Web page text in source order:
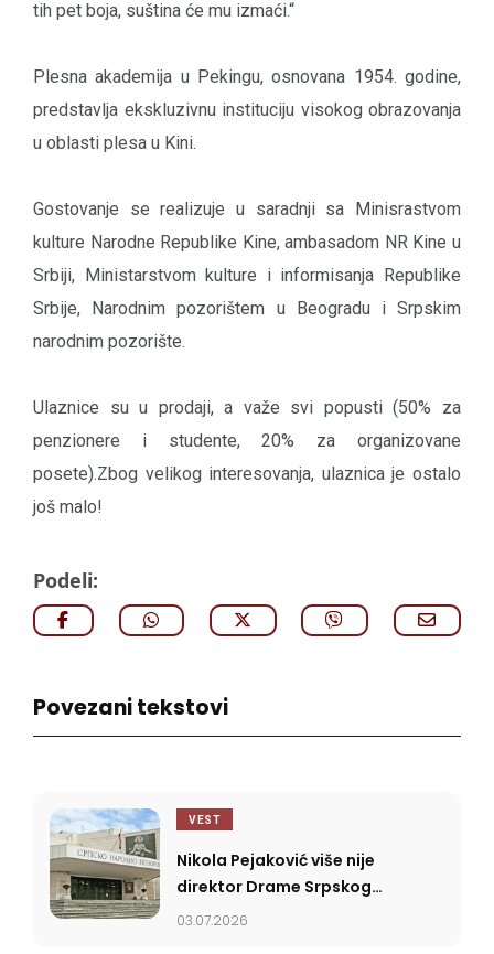
tih pet boja, suština će mu izmaći.“
Plesna akademija u Pekingu, osnovana 1954. godine,
predstavlja ekskluzivnu instituciju visokog obrazovanja
u oblasti plesa u Kini.
Gostovanje se realizuje u saradnji sa Minisrastvom
kulture Narodne Republike Kine, ambasadom NR Kine u
Srbiji, Ministarstvom kulture i informisanja Republike
Srbije, Narodnim pozorištem u Beogradu i Srpskim
narodnim pozorište.
Ulaznice su u prodaji, a važe svi popusti (50% za
penzionere i studente, 20% za organizovane
posete).Zbog velikog interesovanja, ulaznica je ostalo
još malo!
Podeli:
Povezani tekstovi
VEST
Nikola Pejaković više nije
direktor Drame Srpskog
narodnog pozorišta
03.07.2026